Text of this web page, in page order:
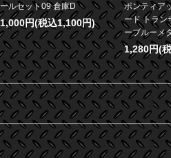
ールセット09 倉庫D
1,000円(税込1,100円)
ポンティア
ード トラン
ーブルーメ
1,280円(